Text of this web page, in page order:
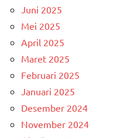
Juni 2025
Mei 2025
April 2025
Maret 2025
Februari 2025
Januari 2025
Desember 2024
November 2024